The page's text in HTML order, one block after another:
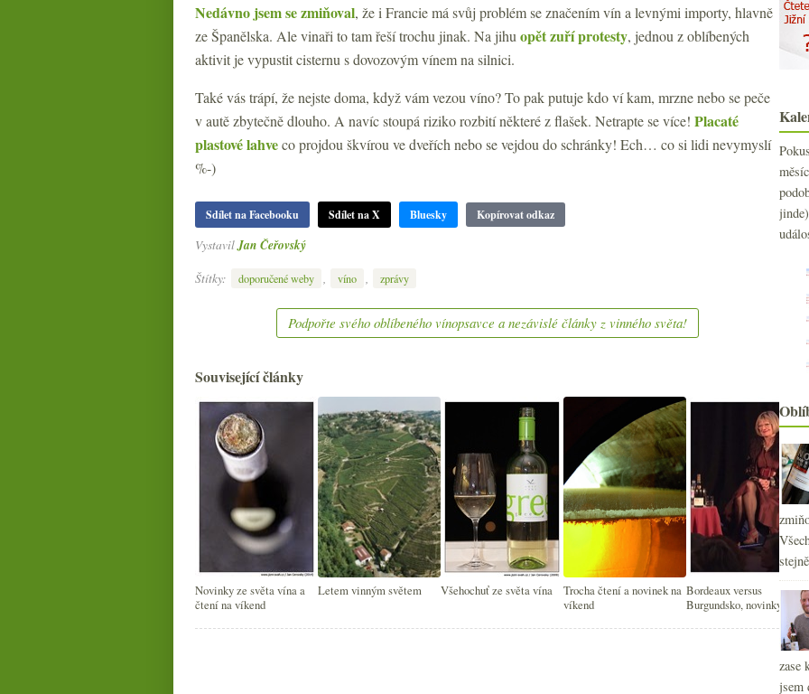
Nedávno jsem se zmiňoval, že i Francie má svůj problém se značením vín a levnými importy, hlavně
ze Španělska. Ale vinaři to tam řeší trochu jinak. Na jihu opět zuří protesty, jednou z oblíbených
aktivit je vypustit cisternu s dovozovým vínem na silnici.
Také vás trápí, že nejste doma, když vám vezou víno? To pak putuje kdo ví kam, mrzne nebo se peče
v autě zbytečně dlouho. A navíc stoupá riziko rozbití některé z flašek. Netrapte se více! Placaté
plastové lahveco projdou škvírou ve dveřích nebo se vejdou do schránky! Ech… co si lidi nevymyslí
%-)
Sdílet na Facebooku Sdílet na X Bluesky Kopírovat odkaz
VystavilJan Čeřovský
Štítky:
doporučené weby víno zprávy
Podpořte svého oblíbeného vínopsavce a nezávislé články z vinného světa!
Související články
Novinky ze světa vína a
čtení na víkend
Letem vinným světem Všehochuť ze světa vína
Trocha čtení a novinek na
víkend
Bordeaux versus
Burgundsko, novinky,
►
►
zase
jsem